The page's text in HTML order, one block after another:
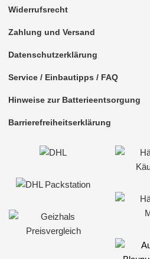
Widerrufsrecht
Zahlung und Versand
Datenschutzerklärung
Service / Einbautipps / FAQ
Hinweise zur Batterieentsorgung
Barrierefreiheitserklärung